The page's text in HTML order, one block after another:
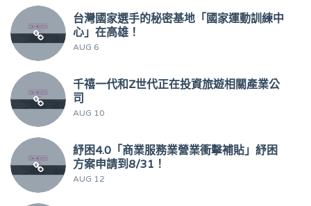
台灣國家選手的秘密基地「國家運動訓練中
心」在高雄！
AUG 6
千禧一代和Z世代正在投資旅遊相關產業公
司
AUG 10
紓困4.0「商業服務業營業衝擊補貼」紓困
方案申請到8/31！
AUG 12